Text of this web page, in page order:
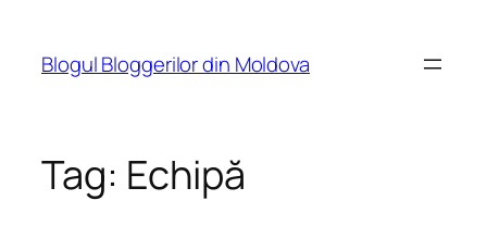
content
Blogul Bloggerilor din Moldova
Tag: Echipă